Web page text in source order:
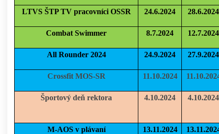
LTVS ŠTP TV pracovníci OSSR 24.6.2024 28.6.2024
Combat Swimmer 8.7.2024 12.7.2024
All Rounder 2024 24.9.2024 27.9.2024
Crossfit MOS-SR 11.10.2024
Športový deň rektora 4.10.2024 4.10.2024
M-AOS v plávaní 13.11.2024